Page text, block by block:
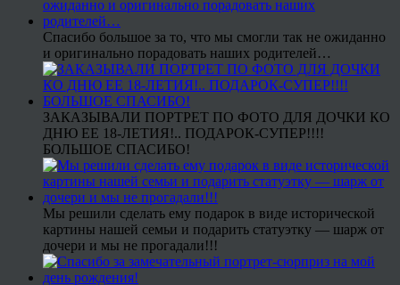
Спасибо большое за то, что мы смогли так не ожиданно
и оригинально порадовать наших родителей…
ЗАКАЗЫВАЛИ ПОРТРЕТ ПО ФОТО ДЛЯ ДОЧКИ КО
ДНЮ ЕЕ 18-ЛЕТИЯ!.. ПОДАРОК-СУПЕР!!!!
БОЛЬШОЕ СПАСИБО!
Мы решили сделать ему подарок в виде исторической
картины нашей семьи и подарить статуэтку — шарж от
дочери и мы не прогадали!!!